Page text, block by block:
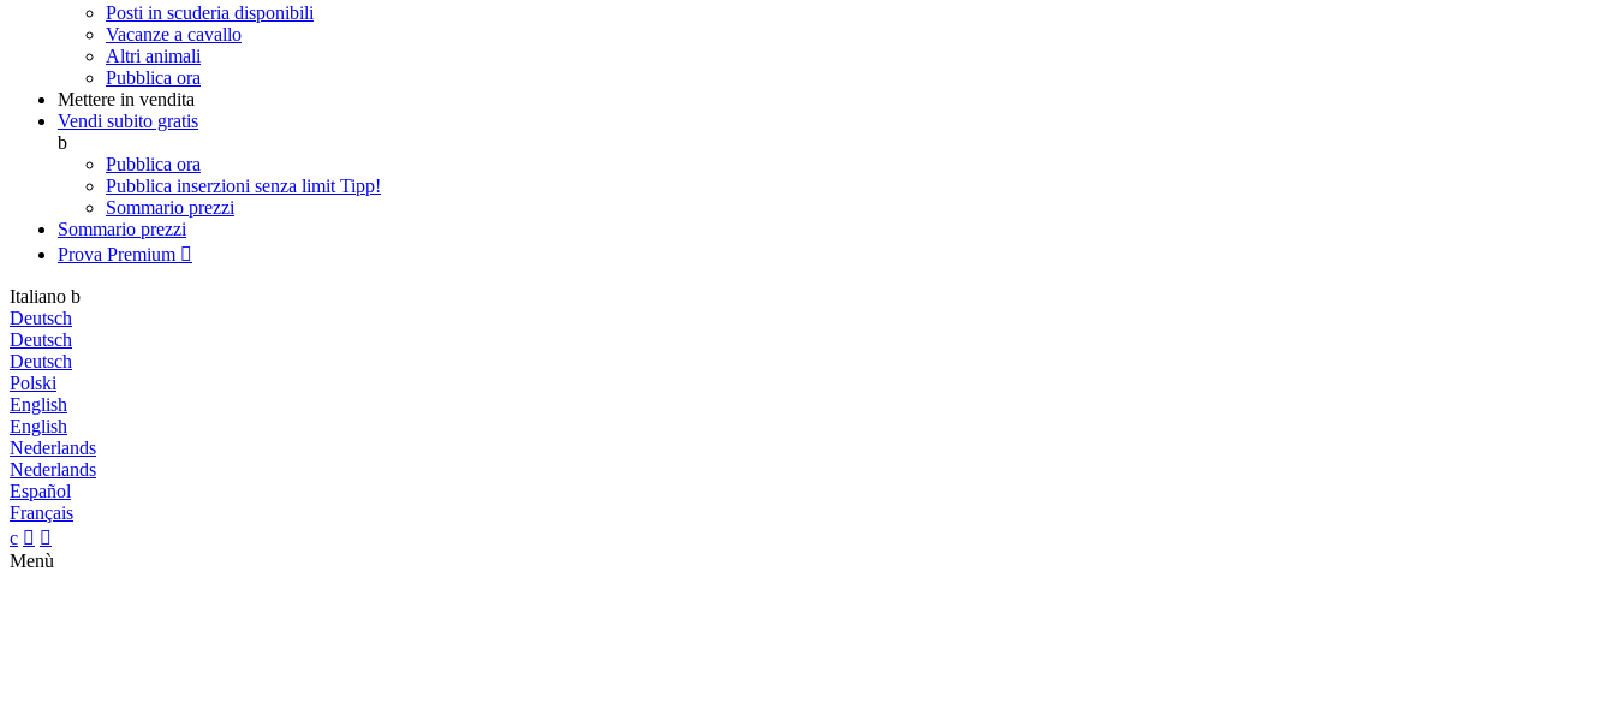
Posti in scuderia disponibili
Vacanze a cavallo
Altri animali
Pubblica ora
Mettere in vendita
Vendi subito gratis
b
Pubblica ora
Pubblica inserzioni senza limit Tipp!
Sommario prezzi
Sommario prezzi
Prova Premium 
Italiano b
Deutsch
Deutsch
Deutsch
Polski
English
English
Nederlands
Nederlands
Español
Français
c  
Menù